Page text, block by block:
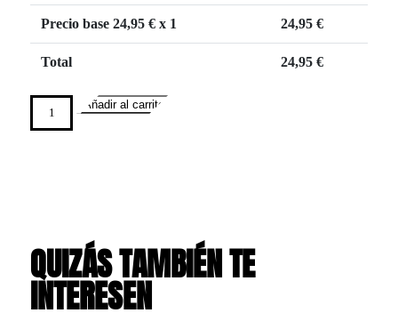
Precio base 24,95 € x 1 24,95 €
Total 24,95 €
Añadir al carrito
QUIZÁS TAMBIÉN TE
INTERESEN